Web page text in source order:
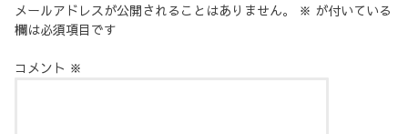
メールアドレスが公開されることはありません。 ※ が付いている
欄は必須項目です
コメント ※